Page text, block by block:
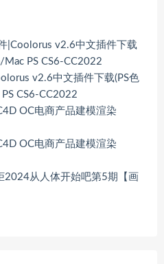
|Coolorus v2.6中文插件下载
PS CS6-CC2022
v2.6中文插件下载(PS色
CS6-CC2022
OC电商产品建模渲染
OC电商产品建模渲染
2024从人体开始吧第5期【画